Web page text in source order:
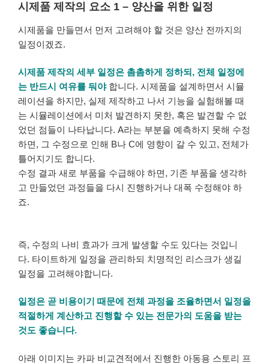
시제품 제작의 요소 1 – 양산을 위한 일정
시제품을 만들면서 먼저 고려해야 할 것은 양산 전까지의
일정이겠죠.
시제품 제작의 세부 일정은 촘촘하게 정하되, 전체 일정에
는 반드시 여유를 둬야합니다. 시제품을 설계하면서 시뮬
레이션을 하지만, 실제 제작하고 나서 기능을 실험해볼 때
는 시뮬레이션에서 미처 발견하지 못한, 혹은 발견할 수 없
었던 점들이 나타납니다. A라는 부분을 예측하지 못해 수정
하면, 그 수정으로 인해 B나 C에 영향이 갈 수 있고, 전체가
틀어지기도 합니다.
수정 결과 새로 부품을 수급해야 하면, 기존 부품을 생각하
고 만들었던 과정들을 다시 진행하거나 대폭 수정해야 하
죠.
즉, 수정의 나비 효과가 크게 발생할 수도 있다는 것입니
다. 타이트하게 일정을 관리하되 치명적인 리스크가 생길
일정을 고려해야합니다.
일정은 곧 비용이기 때문에 전체 과정을 조율하면서 일정을
적절하게 계산하고 진행할 수 있는 전문가의 도움을 받는
것도 좋습니다.
아래 이미지는 카파 비교견적에서 진행한 아동용 스토리 프